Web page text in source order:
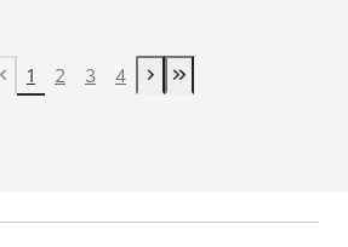
Page
Previous page
1 2 3 4
Next page
Last Page